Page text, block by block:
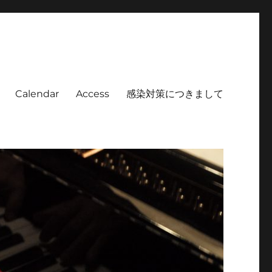
Calendar Access 感染対策につきまして